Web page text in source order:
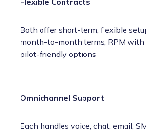
Flexible Contracts
Both offer short-term, flexible
month-to-month terms, RPM
pilot-friendly options
Omnichannel Support
Each handles voice, chat, email,